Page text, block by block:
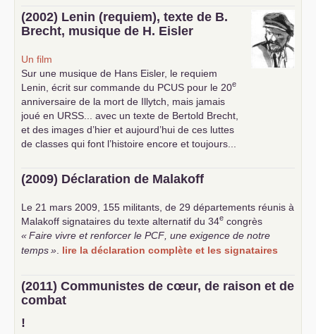
(2002) Lenin (requiem), texte de B.
Brecht, musique de H. Eisler
Un film
Sur une musique de Hans Eisler, le requiem
Lenin, écrit sur commande du PCUS pour le 20e
anniversaire de la mort de Illytch, mais jamais
joué en URSS ... avec un texte de Bertold Brecht,
et des images d’hier et aujourd’hui de ces luttes
de classes qui font l’histoire encore et toujours...
(2009) Déclaration de Malakoff
Le 21 mars 2009, 155 militants, de 29 départements réunis à
Malakoff signataires du texte alternatif du 34e congrès
«Faire vivre et renforcer le PCF , une exigence de notre
temps» lire la déclaration complète et les signataires
(2011) Communistes de cœur, de raison et de
combat
!